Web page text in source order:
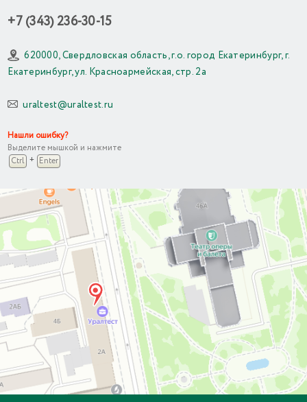
+7 (343) 236-30-15
620000, Свердловская область, г.о. город Екатеринбург, г.
Екатеринбург, ул. Красноармейская, стр. 2а
uraltest@uraltest.ru
Нашли ошибку?
Выделите мышкой и нажмите
Ctrl + Enter